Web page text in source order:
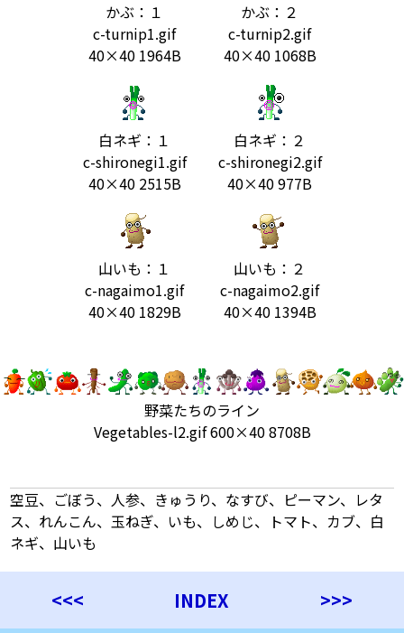
かぶ：１
c-turnip1.gif
40×40 1964B
かぶ：２
c-turnip2.gif
40×40 1068B
白ネギ：１
c-shironegi1.gif
40×40 2515B
白ネギ：２
c-shironegi2.gif
40×40 977B
山いも：１
c-nagaimo1.gif
40×40 1829B
山いも：２
c-nagaimo2.gif
40×40 1394B
野菜たちのライン
Vegetables-l2.gif 600×40 8708B
空豆、ごぼう、人参、きゅうり、なすび、ピーマン、レタ
ス、れんこん、玉ねぎ、いも、しめじ、トマト、カブ、白
ネギ、山いも
<<< INDEX >>>